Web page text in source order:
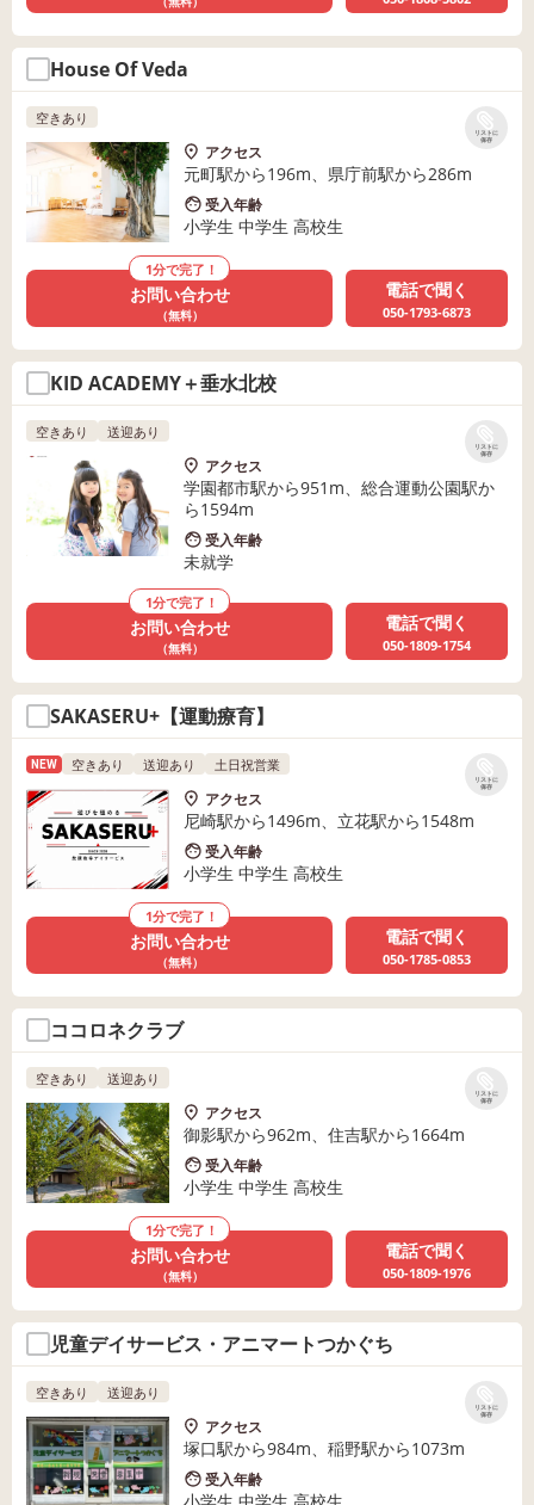
House Of Veda
リストに
保存
空きあり
アクセス
元町駅から196m、県庁前駅から286m
受入年齢
小学生 中学生 高校生
1分で完了！
お問い合わせ
（無料）
電話で聞く
050-1793-6873
KID ACADEMY＋垂水北校
リストに
保存
空きあり 送迎あり
アクセス
学園都市駅から951m、総合運動公園駅か
ら1594m
受入年齢
未就学
1分で完了！
お問い合わせ
（無料）
電話で聞く
050-1809-1754
SAKASERU+【運動療育】
リストに
保存
NEW 空きあり 送迎あり 土日祝営業
アクセス
尼崎駅から1496m、立花駅から1548m
受入年齢
小学生 中学生 高校生
1分で完了！
お問い合わせ
（無料）
電話で聞く
050-1785-0853
ココロネクラブ
リストに
保存
空きあり 送迎あり
アクセス
御影駅から962m、住吉駅から1664m
受入年齢
小学生 中学生 高校生
1分で完了！
お問い合わせ
（無料）
電話で聞く
050-1809-1976
児童デイサービス・アニマートつかぐち
リストに
保存
空きあり 送迎あり
アクセス
塚口駅から984m、稲野駅から1073m
受入年齢